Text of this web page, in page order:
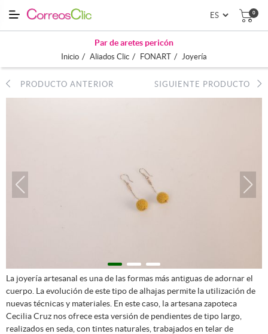
0
Par de aretes pericón
Inicio / Aliados Clic / FONART / Joyería
PRODUCTO ANTERIOR SIGUIENTE PRODUCTO
La joyería artesanal es una de las formas más antiguas de adornar el
cuerpo. La evolución de este tipo de alhajas permite la utilización de
nuevas técnicas y materiales. En este caso, la artesana zapoteca
Cecilia Cruz nos ofrece esta versión de pendientes de tipo largo,
realizados en seda, con tintes naturales, trabajados en telar de